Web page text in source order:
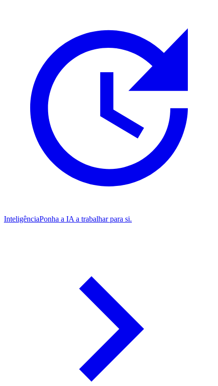
InteligênciaPonha a IA a trabalhar para si.